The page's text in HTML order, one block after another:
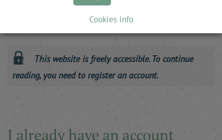
pour l’équilibre du monde. Enfin, le dérèglement
climatique ne va pas brusquement s’interrompre. La
crise sanitaire et économique ne va faire qu’accroître …
This website is freely accessible. To continue
reading, you need to register an account.
I already have an account
Cookies info